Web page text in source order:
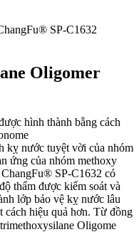
SP-C1632
Oligomer
hình thành bằng cách
kỵ nước tuyệt vời của nhóm
ứng của nhóm methoxy
SP-C1632 có
thấm được kiểm soát và
lớp bảo vệ kỵ nước lâu
cách hiệu quả hơn. Từ đồng
Oligome